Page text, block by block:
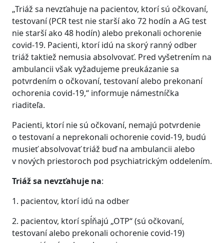
„Triáž sa nevzťahuje na pacientov, ktorí sú očkovaní,
testovaní (PCR test nie starší ako 72 hodín a AG test
nie starší ako 48 hodín) alebo prekonali ochorenie
covid-19. Pacienti, ktorí idú na skorý ranný odber
triáž taktiež nemusia absolvovať. Pred vyšetrením na
ambulancii však vyžadujeme preukázanie sa
potvrdením o očkovaní, testovaní alebo prekonaní
ochorenia covid-19,“ informuje námestníčka
riaditeľa.
Pacienti, ktorí nie sú očkovaní, nemajú potvrdenie
o testovaní a neprekonali ochorenie covid-19, budú
musieť absolvovať triáž buď na ambulancii alebo
v nových priestoroch pod psychiatrickým oddelením.
Triážsa nevzťahuje na:
1. pacientov, ktorí idú na odber
2. pacientov, ktorí spĺňajú „OTP“ (sú očkovaní,
testovaní alebo prekonali ochorenie covid-19)